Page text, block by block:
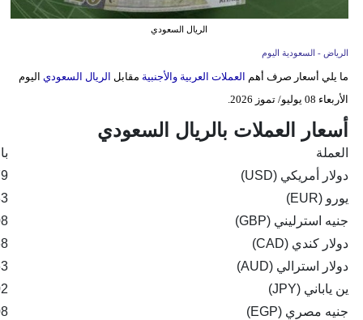
تعليم
علوم
الريال السعودي
الرياض - السعودية اليوم
ما يلي أسعار صرف أهم العملات العربية والأجنبية مقابل الريال السعودي اليوم
الأربعاء 08 يوليو/ تموز 2026.
أسعار العملات بالريال السعودي
العملة
دولار أمريكي (USD)
يورو (EUR)
جنيه استرليني (GBP)
دولار كندي (CAD)
دولار استرالي (AUD)
ين ياباني (JPY)
جنيه مصري (EGP)